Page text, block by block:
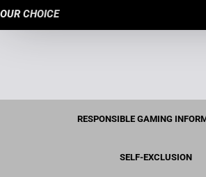
OUR CHOICE
RESPONSIBLE GAMING
SELF-EXCLUSION